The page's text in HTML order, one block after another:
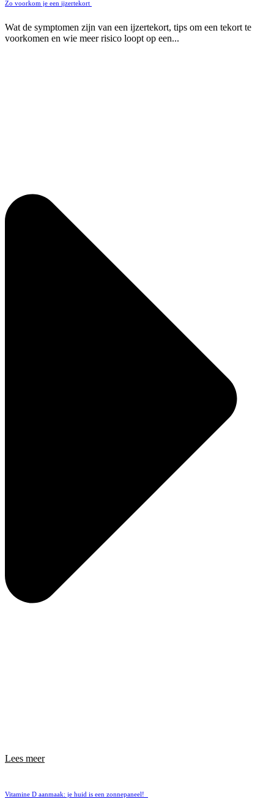
Zo voorkom je een ijzertekort
Wat de symptomen zijn van een ijzertekort, tips om een tekort te
voorkomen en wie meer risico loopt op een...
Lees meer
Vitamine D aanmaak: je huid is een zonnepaneel!